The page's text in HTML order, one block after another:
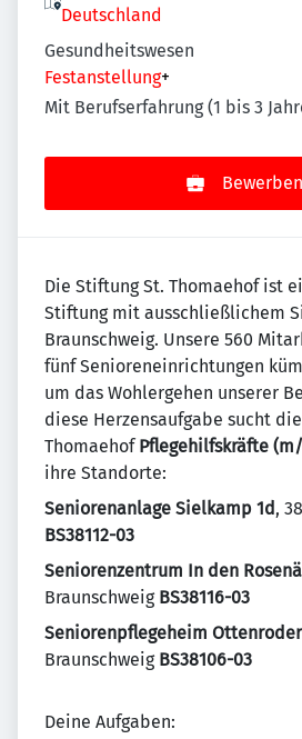
Deutschland
Gesundheitswesen
Festanstellung+
Mit Berufserfahrung (1 bis 3
Bewerben
Die Stiftung St. Thomaehof ist
Stiftung mit ausschließlichem
Braunschweig. Unsere 560
fünf Senioreneinrichtungen
um das Wohlergehen unserer
diese Herzensaufgabe sucht
Thomaehof Pflegehilfskräfte
ihre Standorte:
Seniorenanlage Sielkamp 1d,
BS38112-03
Seniorenzentrum In den
Braunschweig BS38116-03
Seniorenpflegeheim
BraunschweigBS38106-03
Deine Aufgaben: